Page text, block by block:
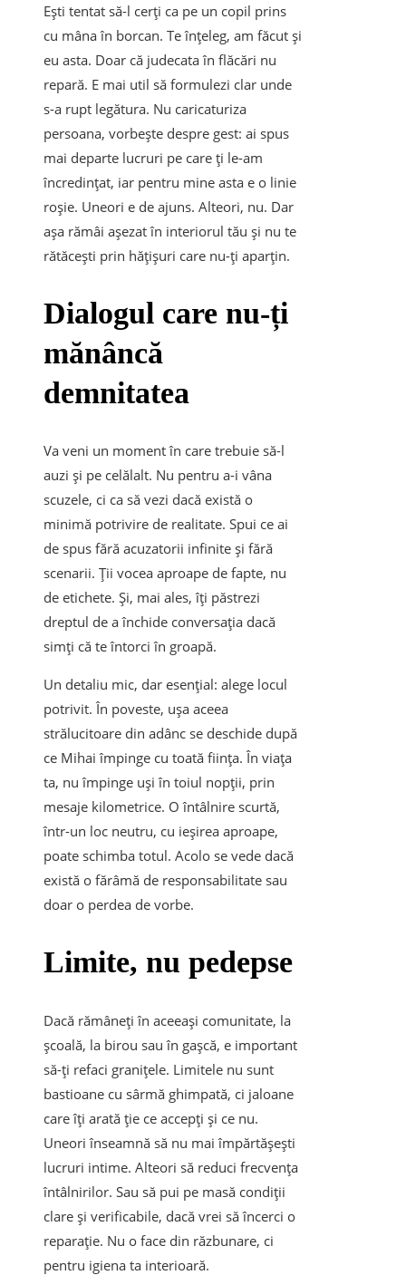
Ești tentat să-l cerți ca pe un copil prins
cu mâna în borcan. Te înțeleg, am făcut și
eu asta. Doar că judecata în flăcări nu
repară. E mai util să formulezi clar unde
s-a rupt legătura. Nu caricaturiza
persoana, vorbește despre gest: ai spus
mai departe lucruri pe care ți le-am
încredințat, iar pentru mine asta e o linie
roșie. Uneori e de ajuns. Alteori, nu. Dar
așa rămâi așezat în interiorul tău și nu te
rătăcești prin hățișuri care nu-ți aparțin.
Dialogul care nu-ți
mănâncă
demnitatea
Va veni un moment în care trebuie să-l
auzi și pe celălalt. Nu pentru a-i vâna
scuzele, ci ca să vezi dacă există o
minimă potrivire de realitate. Spui ce ai
de spus fără acuzatorii infinite și fără
scenarii. Ții vocea aproape de fapte, nu
de etichete. Și, mai ales, îți păstrezi
dreptul de a închide conversația dacă
simți că te întorci în groapă.
Un detaliu mic, dar esențial: alege locul
potrivit. În poveste, ușa aceea
strălucitoare din adânc se deschide după
ce Mihai împinge cu toată ființa. În viața
ta, nu împinge uși în toiul nopții, prin
mesaje kilometrice. O întâlnire scurtă,
într-un loc neutru, cu ieșirea aproape,
poate schimba totul. Acolo se vede dacă
există o fărâmă de responsabilitate sau
doar o perdea de vorbe.
Limite, nu pedepse
Dacă rămâneți în aceeași comunitate, la
școală, la birou sau în gașcă, e important
să-ți refaci granițele. Limitele nu sunt
bastioane cu sârmă ghimpată, ci jaloane
care îți arată ție ce accepți și ce nu.
Uneori înseamnă să nu mai împărtășești
lucruri intime. Alteori să reduci frecvența
întâlnirilor. Sau să pui pe masă condiții
clare și verificabile, dacă vrei să încerci o
reparație. Nu o face din răzbunare, ci
pentru igiena ta interioară.